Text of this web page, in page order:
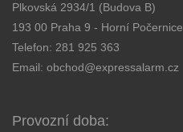
Plkovská 2934/1 (Budova B)
193 00 Praha 9 - Horní Počernice
Telefon: 281 925 363
Email: obchod@expressalarm.cz
Provozní doba: